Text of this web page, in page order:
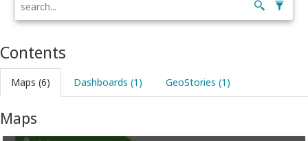
Contents
Maps (6) Dashboards (1) GeoStories (1)
Maps